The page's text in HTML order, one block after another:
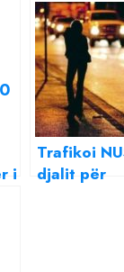
i
Trafikoi
djalit për